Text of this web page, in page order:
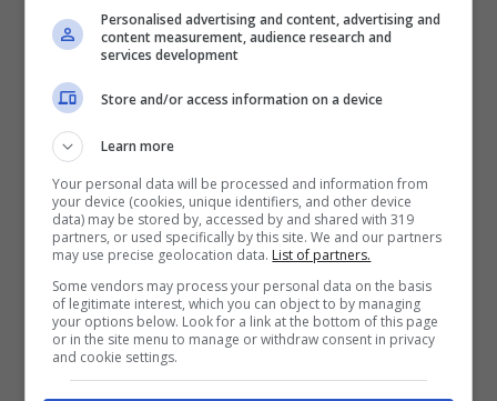
tecnica e uscita
Personalised advertising and content, advertising and
content measurement, audience research and
services development
Store and/or access information on a device
Learn more
Your personal data will be processed and information from
your device (cookies, unique identifiers, and other device
data) may be stored by, accessed by and shared with 319
partners, or used specifically by this site. We and our partners
may use precise geolocation data. List of partners.
Some vendors may process your personal data on the basis
of legitimate interest, which you can object to by managing
your options below. Look for a link at the bottom of this page
or in the site menu to manage or withdraw consent in privacy
and cookie settings.